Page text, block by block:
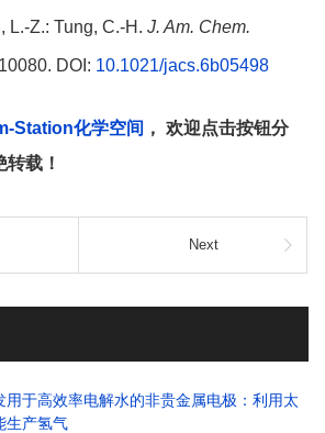
L.-Z.: Tung, C.-H. J. Am. Chem.
DOI: 10.1021/jacs.6b05498
Station化学空间 ， 欢迎点击按钮分
载！
Next
用于高效率电解水的非贵金属电极：利用太
生产氢气